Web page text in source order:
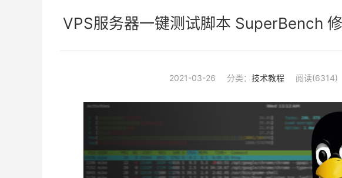
VPS服务器一键测试脚本 SuperBench
2021-03-26 分类： 技术教程 阅读(6314)